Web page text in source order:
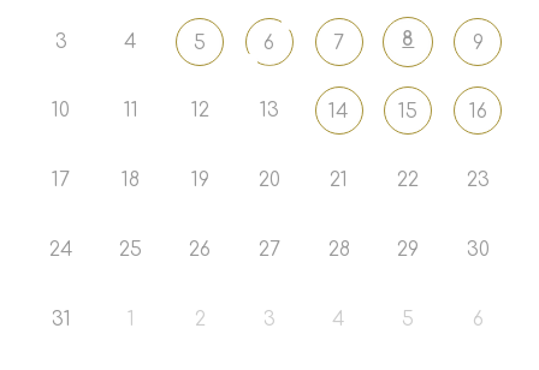
3 4 5 6 7 8 9
10 12 13 14 15 16
17 18 19 20 21 22 23
24 25 26 27 28 29 30
31 1 2 3 4 5 6